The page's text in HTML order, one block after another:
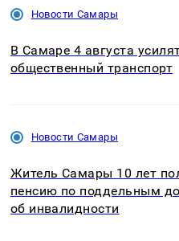
жестокое убийство
криптомиллионера
Новости Самары
В Самаре 4 августа
общественный транспорт
Новости Самары
Житель Самары 10 лет
пенсию по поддельным
об инвалидности